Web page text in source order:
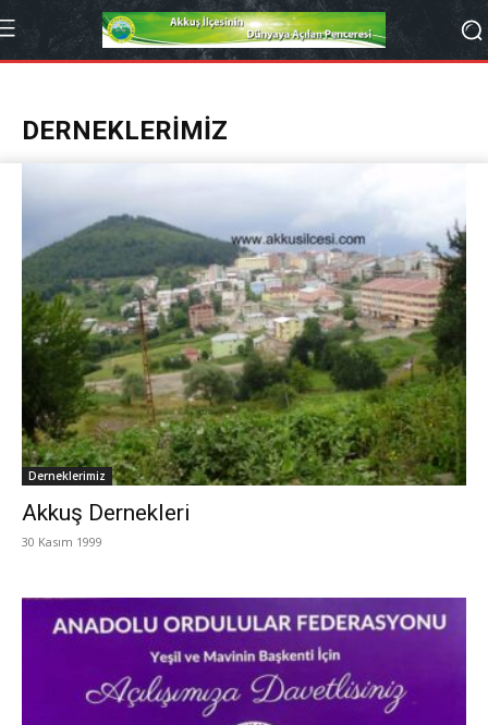
DERNEKLERIMIZ
Derneklerimiz
Akkuş Dernekleri
30 Kasım 1999